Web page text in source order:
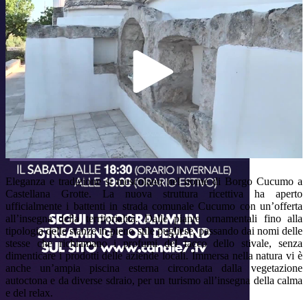
Play
Video
Eleganza e tradizione si mescolano nel nome di Borgo Cucumo a
Castellana Grotte. La nuova struttura ricettiva ha aperto
ufficialmente i battenti in strada comunale Cucumo con un’offerta
all’insegna della territorialità. Dalle piante ornamentali fino alla
tipologia delle stanze in pieno stile pugliese, passando dai nomi delle
stesse che richiamano i profumi del tacco dello stivale, senza
dimenticare i prodotti delle aziende locali. Immersa nella natura vi è
anche un’ampia piscina esterna circondata dalla vegetazione
autoctona e da diverse sdraio, per un turismo all’insegna della calma
e del relax.